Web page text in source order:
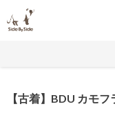
【古着】BDU カモ